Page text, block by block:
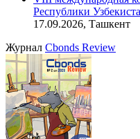
Республики
17.09.2026, Ташкент
Журнал Cbonds Review